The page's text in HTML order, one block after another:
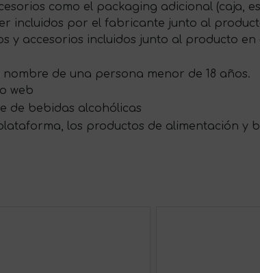
como el packaging adicional (caja,
incluidos por el fabricante junto al
y accesorios incluidos junto al producto en
de una persona menor de 18 años.
web
de bebidas alcohólicas
los productos de alimentación y